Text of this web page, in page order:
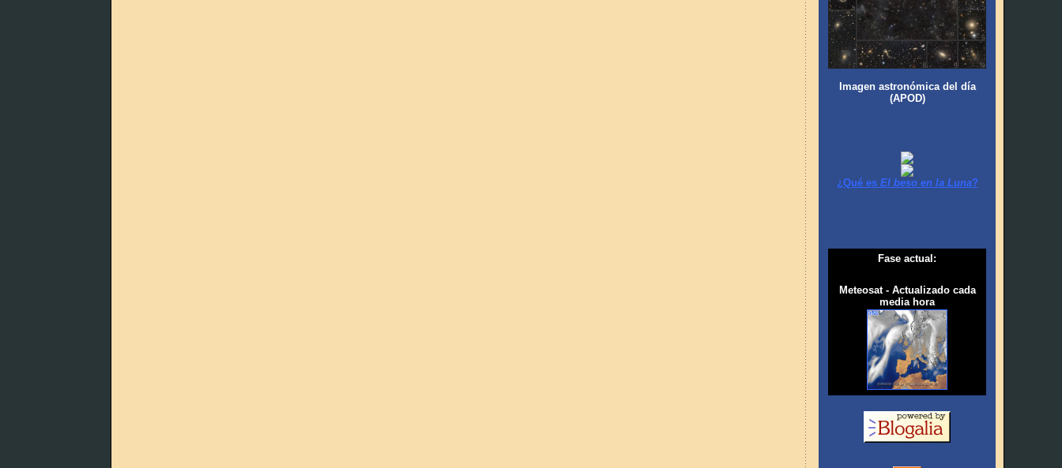
Imagen astronómica del día
(APOD)
¿Qué es El beso en la Luna?
Fase actual:
Meteosat - Actualizado cada
media hora